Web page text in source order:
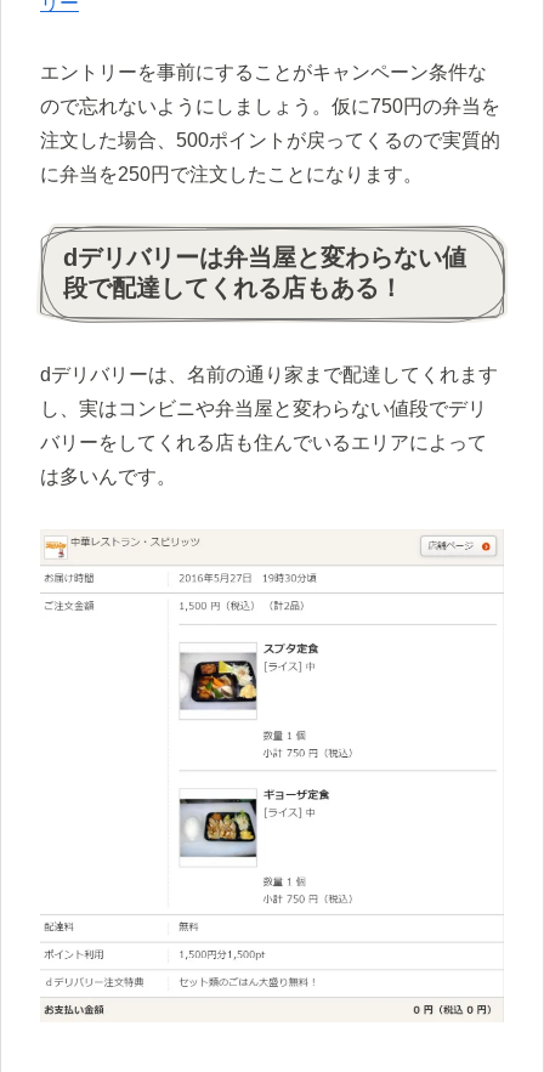
エントリーを事前にすることがキャンペーン条件な
ので忘れないようにしましょう。仮に750円の弁当を
注文した場合、500ポイントが戻ってくるので実質的
に弁当を250円で注文したことになります。
dデリバリーは弁当屋と変わらない値
段で配達してくれる店もある！
dデリバリーは、名前の通り家まで配達してくれます
し、実はコンビニや弁当屋と変わらない値段でデリ
バリーをしてくれる店も住んでいるエリアによって
は多いんです。